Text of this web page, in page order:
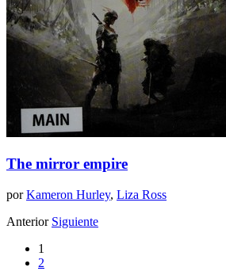
The mirror empire
porKameron Hurley, Liza Ross
Anterior Siguiente
1
2